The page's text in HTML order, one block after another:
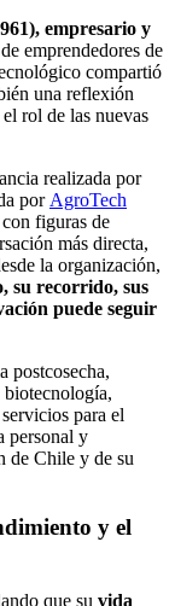
empresario y
emprendedores de
compartió
una reflexión
rol de las nuevas
realizada por
por AgroTech
figuras de
más directa,
la organización,
su recorrido, sus
puede seguir
postcosecha,
para el
personal y
de Chile y de su
y el
que su vida